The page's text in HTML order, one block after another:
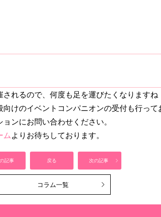
れるので、何度も足を運びたくなりますね
けのイベントコンパニオンの受付も行って
ンにお問い合わせください。
ムよりお待ちしております。
記事 戻る 次の記事
コラム一覧